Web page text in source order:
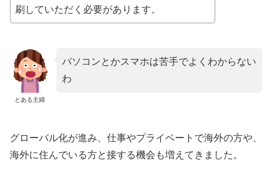
刷していただく必要があります。
とある主婦
パソコンとかスマホは苦手でよくわからない
わ
グローバル化が進み、仕事やプライベートで海外の方や、
海外に住んでいる方と接する機会も増えてきました。